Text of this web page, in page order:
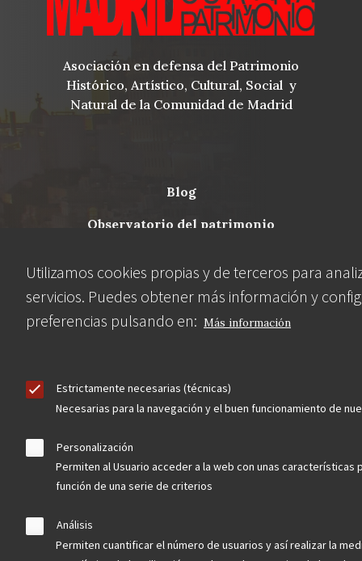
Utilizamos cookies propias y de terceros para
servicios. Puedes obtener más información y
preferencias pulsando en: Más información
Estrictamente necesarias (técnicas)
Necesarias para la navegación y el buen funcionamiento de
Personalización
Permiten al Usuario acceder a la web con unas características
función de una serie de criterios
Análisis
Permiten cuantificar el número de usuarios y así realizar la
Asociación en defensa del Patrimonio
Histórico, Artístico, Cultural, Social y
Natural de la Comunidad de Madrid
Menu
blog
observatorio del patrimonio
buscador avanzado
Contacta